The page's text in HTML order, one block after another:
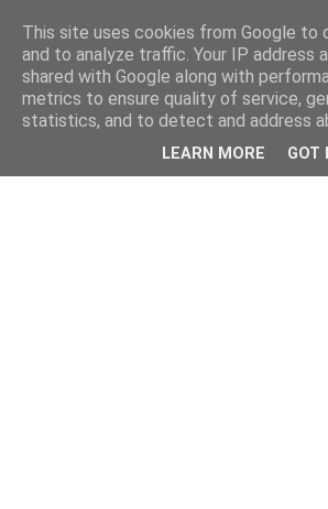
This site uses cookies from Google to
and to analyze traffic. Your IP address
shared with Google along with
metrics to ensure quality of service,
statistics, and to detect and address
LEARN MORE GOT